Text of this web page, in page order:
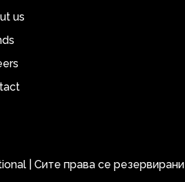
us
| Сите права се резервирани